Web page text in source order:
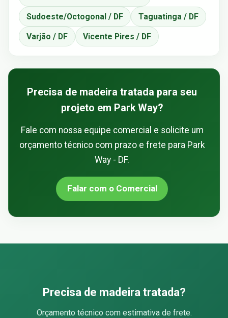
Sudoeste/Octogonal / DF Taguatinga / DF
Varjão / DF Vicente Pires / DF
Precisa de madeira tratada para seu
projeto em Park Way?
Fale com nossa equipe comercial e solicite um
orçamento técnico com prazo e frete para Park
Way - DF.
Falar com o Comercial
Precisa de madeira tratada?
Orçamento técnico com estimativa de frete.